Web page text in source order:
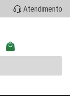
Atendimento